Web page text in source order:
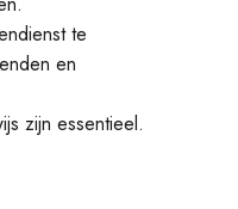
te
en
zijn essentieel.